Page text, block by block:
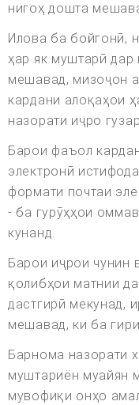
нигоҳ дошта
Илова ба бойгонӣ,
ҳар як муштарӣ дар
мешавад, мизоҷон
кардани алоқаҳои
назорати иҷро
Барои фаъол
электронӣ
формати почтаи
- ба гурӯҳҳои
кунанд.
Барои иҷрои чунин
қолибҳои матнии
дастгирӣ мекунад,
мешавад, ки ба
Барнома назорати
муштариён муайян
мувофиқи онҳо